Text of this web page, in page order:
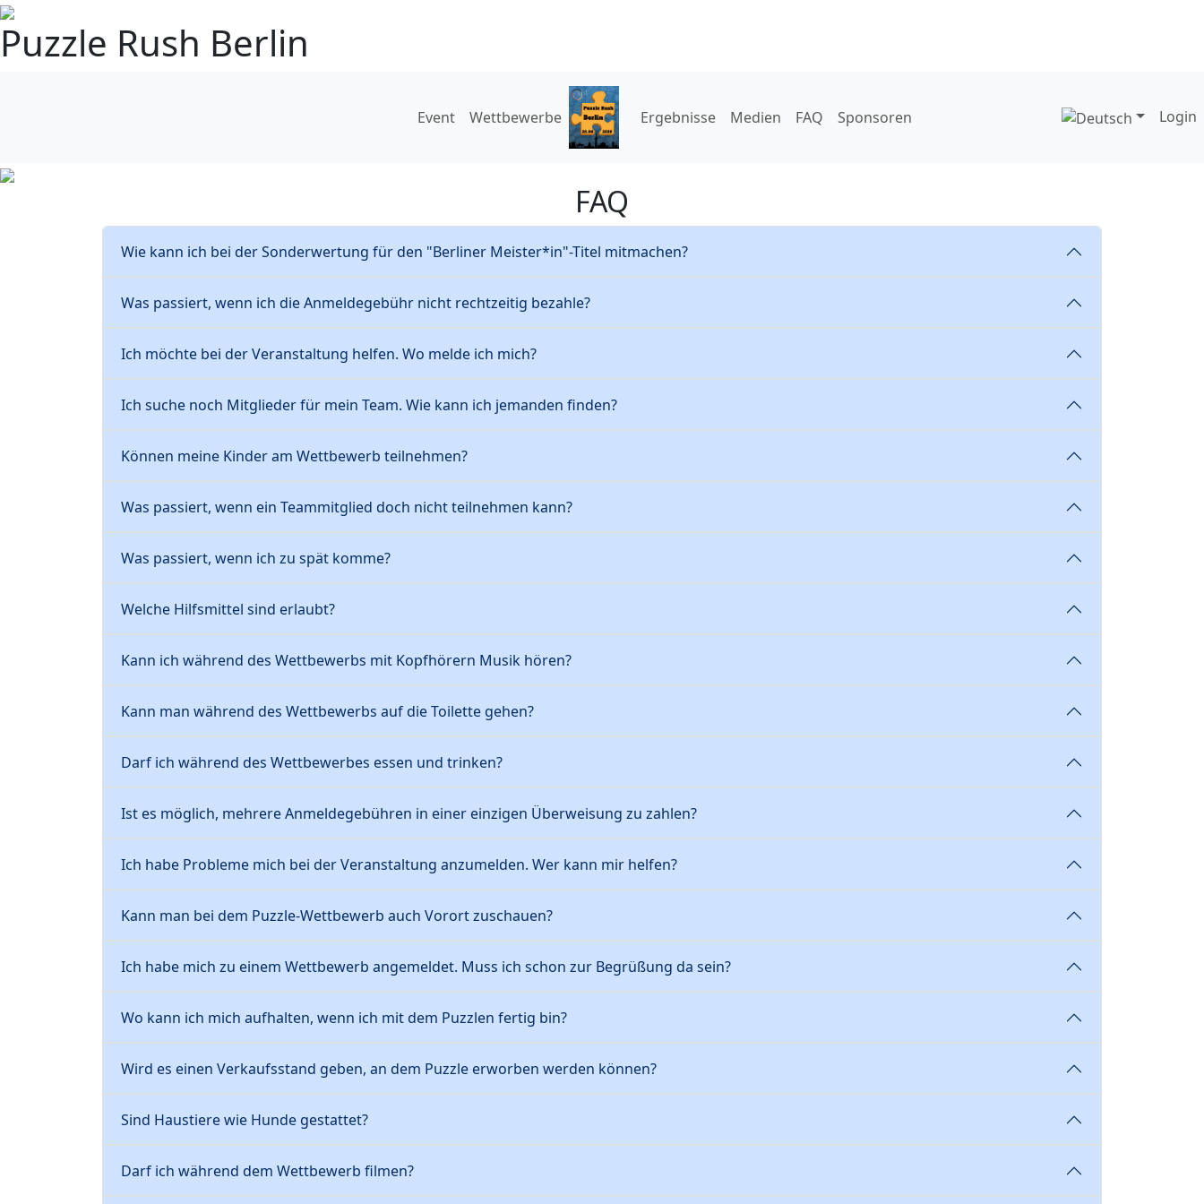
Puzzle Rush Berlin
Event Wettbewerbe Ergebnisse Medien FAQ Sponsoren Login
FAQ
Wie kann ich bei der Sonderwertung für den "Berliner Meister*in"-Titel mitmachen?
Was passiert, wenn ich die Anmeldegebühr nicht rechtzeitig bezahle?
Ich möchte bei der Veranstaltung helfen. Wo melde ich mich?
Ich suche noch Mitglieder für mein Team. Wie kann ich jemanden finden?
Können meine Kinder am Wettbewerb teilnehmen?
Was passiert, wenn ein Teammitglied doch nicht teilnehmen kann?
Was passiert, wenn ich zu spät komme?
Welche Hilfsmittel sind erlaubt?
Kann ich während des Wettbewerbs mit Kopfhörern Musik hören?
Kann man während des Wettbewerbs auf die Toilette gehen?
Darf ich während des Wettbewerbes essen und trinken?
Ist es möglich, mehrere Anmeldegebühren in einer einzigen Überweisung zu zahlen?
Ich habe Probleme mich bei der Veranstaltung anzumelden. Wer kann mir helfen?
Kann man bei dem Puzzle-Wettbewerb auch Vorort zuschauen?
Ich habe mich zu einem Wettbewerb angemeldet. Muss ich schon zur Begrüßung da sein?
Wo kann ich mich aufhalten, wenn ich mit dem Puzzlen fertig bin?
Wird es einen Verkaufsstand geben, an dem Puzzle erworben werden können?
Sind Haustiere wie Hunde gestattet?
Darf ich während dem Wettbewerb filmen?